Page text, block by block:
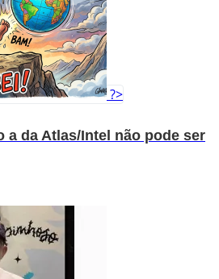
?>
a da Atlas/Intel não pode ser